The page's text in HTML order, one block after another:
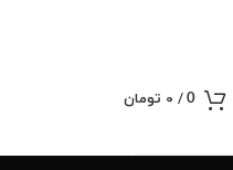
0
/
0 تومان